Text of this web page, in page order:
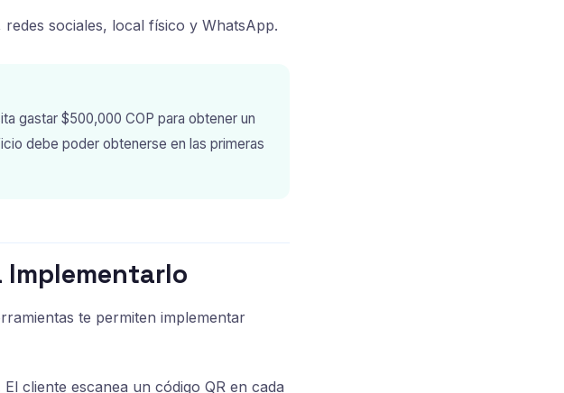
sociales, local físico y WhatsApp.
gastar $500,000 COP para obtener un
debe poder obtenerse en las primeras
Implementarlo
te permiten implementar
cliente escanea un código QR en cada